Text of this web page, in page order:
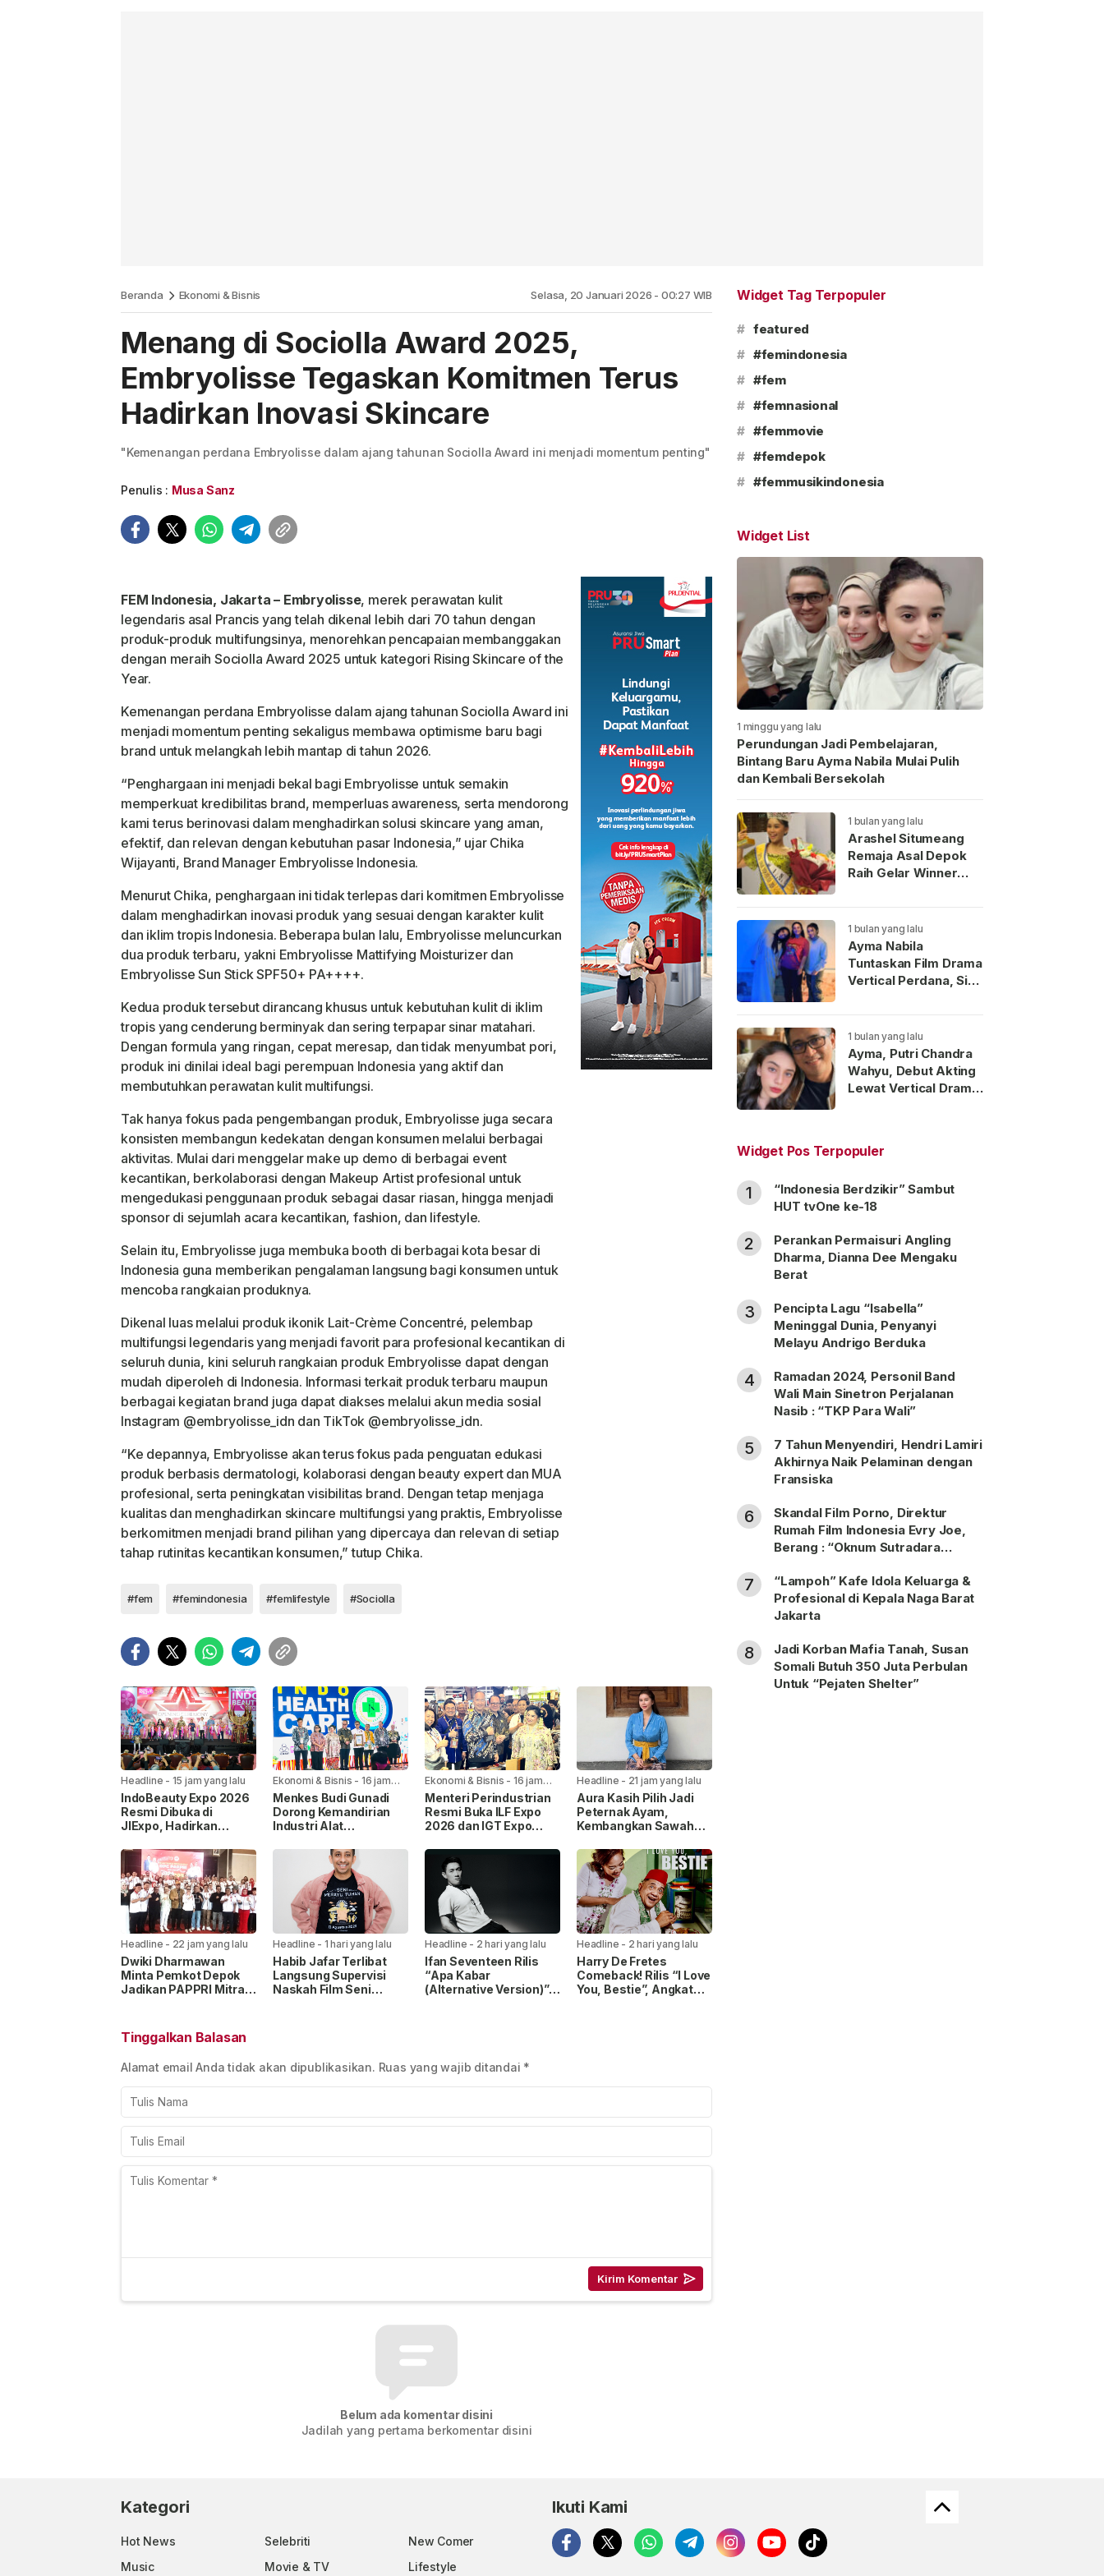
Beranda Ekonomi & Bisnis Selasa, 20 Januari 2026 - 00:27 WIB
Menang di Sociolla Award 2025,
Embryolisse Tegaskan Komitmen Terus
Hadirkan Inovasi Skincare
"Kemenangan perdana Embryolisse dalam ajang tahunan Sociolla Award ini menjadi momentum penting"
Penulis : Musa Sanz
FEM Indonesia, Jakarta – Embryolisse, merek perawatan kulit
legendaris asal Prancis yang telah dikenal lebih dari 70 tahun dengan
produk-produk multifungsinya, menorehkan pencapaian membanggakan
dengan meraih Sociolla Award 2025 untuk kategori Rising Skincare of the
Year.
Kemenangan perdana Embryolisse dalam ajang tahunan Sociolla Award ini
menjadi momentum penting sekaligus membawa optimisme baru bagi
brand untuk melangkah lebih mantap di tahun 2026.
“Penghargaan ini menjadi bekal bagi Embryolisse untuk semakin
memperkuat kredibilitas brand, memperluas awareness, serta mendorong
kami terus berinovasi dalam menghadirkan solusi skincare yang aman,
efektif, dan relevan dengan kebutuhan pasar Indonesia,” ujar Chika
Wijayanti, Brand Manager Embryolisse Indonesia.
Menurut Chika, penghargaan ini tidak terlepas dari komitmen Embryolisse
dalam menghadirkan inovasi produk yang sesuai dengan karakter kulit
dan iklim tropis Indonesia. Beberapa bulan lalu, Embryolisse meluncurkan
dua produk terbaru, yakni Embryolisse Mattifying Moisturizer dan
Embryolisse Sun Stick SPF50+ PA++++.
Kedua produk tersebut dirancang khusus untuk kebutuhan kulit di iklim
tropis yang cenderung berminyak dan sering terpapar sinar matahari.
Dengan formula yang ringan, cepat meresap, dan tidak menyumbat pori,
produk ini dinilai ideal bagi perempuan Indonesia yang aktif dan
membutuhkan perawatan kulit multifungsi.
Tak hanya fokus pada pengembangan produk, Embryolisse juga secara
konsisten membangun kedekatan dengan konsumen melalui berbagai
aktivitas. Mulai dari menggelar make up demo di berbagai event
kecantikan, berkolaborasi dengan Makeup Artist profesional untuk
mengedukasi penggunaan produk sebagai dasar riasan, hingga menjadi
sponsor di sejumlah acara kecantikan, fashion, dan lifestyle.
Selain itu, Embryolisse juga membuka booth di berbagai kota besar di
Indonesia guna memberikan pengalaman langsung bagi konsumen untuk
mencoba rangkaian produknya.
Dikenal luas melalui produk ikonik Lait-Crème Concentré, pelembap
multifungsi legendaris yang menjadi favorit para profesional kecantikan di
seluruh dunia, kini seluruh rangkaian produk Embryolisse dapat dengan
mudah diperoleh di Indonesia. Informasi terkait produk terbaru maupun
berbagai kegiatan brand juga dapat diakses melalui akun media sosial
Instagram @embryolisse_idn dan TikTok @embryolisse_idn.
“Ke depannya, Embryolisse akan terus fokus pada penguatan edukasi
produk berbasis dermatologi, kolaborasi dengan beauty expert dan MUA
profesional, serta peningkatan visibilitas brand. Dengan tetap menjaga
kualitas dan menghadirkan skincare multifungsi yang praktis, Embryolisse
berkomitmen menjadi brand pilihan yang dipercaya dan relevan di setiap
tahap rutinitas kecantikan konsumen,” tutup Chika.
#fem #femindonesia #femlifestyle #Sociolla
Headline - 15 jam yang lalu
IndoBeauty Expo 2026
Resmi Dibuka di
JIExpo, Hadirkan
Kecantikan dari 8
Negara
Ekonomi & Bisnis - 16 jam
yang lalu
Menkes Budi Gunadi
Dorong Kemandirian
Industri Alat
IndoHealthcare
Gakeslab Expo 2026
Ekonomi & Bisnis - 16 jam
yang lalu
Menteri Perindustrian
Resmi Buka ILF Expo
2026 dan IGT Expo
Kulit hingga Tekstil
Tembus Pasar Global
Headline - 21 jam yang lalu
Aura Kasih Pilih Jadi
Peternak Ayam,
Kembangkan Sawah
Ketahanan Pangan
Headline - 22 jam yang lalu
Dwiki Dharmawan
Minta Pemkot Depok
Jadikan PAPPRI Mitra
Industri Musik
Headline - 1 hari yang lalu
Habib Jafar Terlibat
Langsung Supervisi
Naskah Film Seni
Headline - 2 hari yang lalu
Ifan Seventeen Rilis
“Apa Kabar
(Alternative Version)”,
Headline - 2 hari yang lalu
Harry De Fretes
Comeback! Rilis “I Love
You, Bestie”, Angkat
Tinggalkan Balasan
Alamat email Anda tidak akan dipublikasikan. Ruas yang wajib ditandai *
Belum ada komentar disini
Jadilah yang pertama berkomentar disini
Widget Tag Terpopuler
# featured
# #femindonesia
# #fem
# #femnasional
# #femmovie
# #femdepok
# #femmusikindonesia
Widget List
1 minggu yang lalu
Perundungan Jadi Pembelajaran,
Bintang Baru Ayma Nabila Mulai Pulih
dan Kembali Bersekolah
1 bulan yang lalu
Arashel Situmeang
Remaja Asal Depok
Raih Gelar Winner
1 bulan yang lalu
Ayma Nabila
Tuntaskan Film Drama
Vertical Perdana, Siap
Indonesia
1 bulan yang lalu
Ayma, Putri Chandra
Wahyu, Debut Akting
Lewat Vertical Drama
Widget Pos Terpopuler
1
“Indonesia Berdzikir” Sambut
HUT tvOne ke-18
2
Perankan Permaisuri Angling
Dharma, Dianna Dee Mengaku
Berat
3
Pencipta Lagu “Isabella”
Meninggal Dunia, Penyanyi
Melayu Andrigo Berduka
4
Ramadan 2024, Personil Band
Wali Main Sinetron Perjalanan
Nasib : “TKP Para Wali”
5
7 Tahun Menyendiri, Hendri Lamiri
Akhirnya Naik Pelaminan dengan
Fransiska
6
Skandal Film Porno, Direktur
Rumah Film Indonesia Evry Joe,
Berang : “Oknum Sutradara
7
“Lampoh” Kafe Idola Keluarga &
Profesional di Kepala Naga Barat
Jakarta
8
Jadi Korban Mafia Tanah, Susan
Somali Butuh 350 Juta Perbulan
Untuk “Pejaten Shelter”
Kategori
Hot News Selebriti
New Comer
Music
Movie & TV Lifestyle
Ikuti Kami